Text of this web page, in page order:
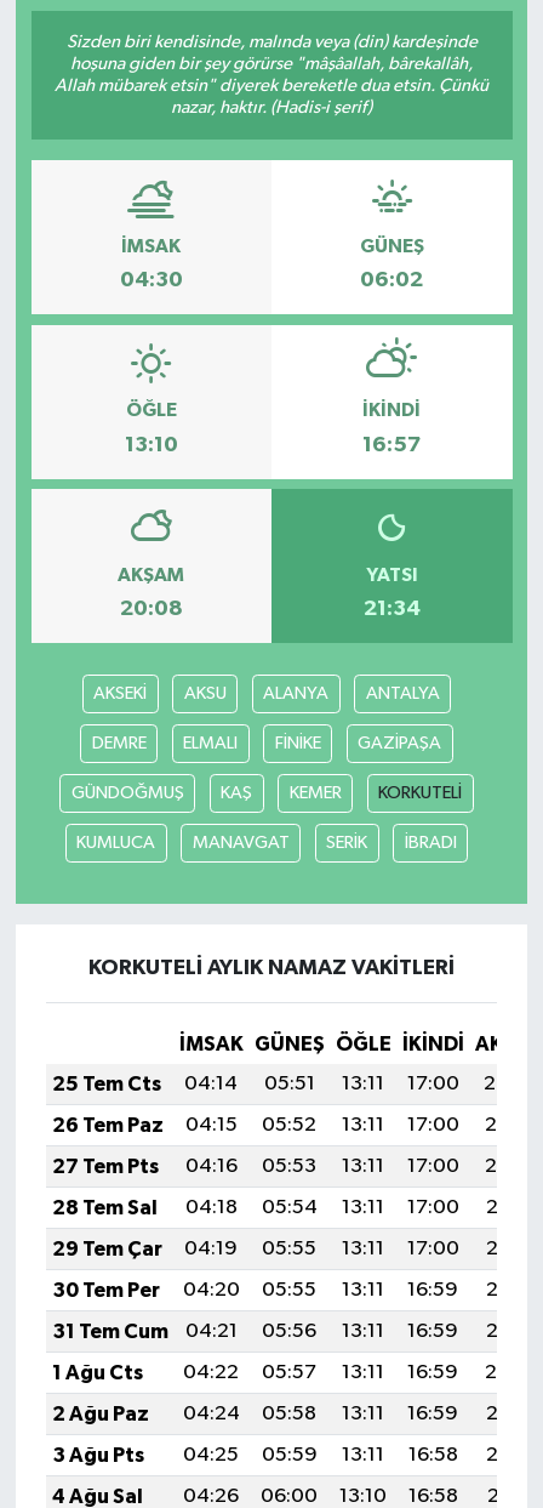
Sizden biri kendisinde, malında veya (din) kardeşinde
hoşuna giden bir şey görürse "mâşâallah, bârekallâh,
Allah mübarek etsin" diyerek bereketle dua etsin. Çünkü
nazar, haktır. (Hadis-i şerif)
İMSAK
04:30
GÜNEŞ
06:02
ÖĞLE
13:10
İKINDI
16:57
AKŞAM
20:08
YATSI
21:34
AKSEKİ AKSU ALANYA ANTALYA
DEMRE ELMALI FİNİKE GAZİPAŞA
GÜNDOĞMUŞ KAŞ KEMER KORKUTELİ
KUMLUCA MANAVGAT SERİK İBRADI
KORKUTELİ AYLIK NAMAZ VAKITLERI
İMSAK GÜNEŞ ÖĞLE İKINDI
25 Tem Cts
04:14 05:51 13:11 17:00
20:20
26 Tem Paz
04:15 05:52 13:11 17:00
20:19
27 Tem Pts
04:16 05:53 13:11 17:00
20:19
28 Tem Sal
04:18 05:54 13:11 17:00
20:18
29 Tem Çar
04:19 05:55 13:11 17:00
20:17
30 Tem Per
04:20 05:55 13:11 16:59
20:16
31 Tem Cum
04:21 05:56 13:11 16:59
20:15
1 Ağu Cts
04:22 05:57 13:11 16:59
20:14
2 Ağu Paz
04:24 05:58 13:11 16:59
20:13
3 Ağu Pts
04:25 05:59 13:11 16:58
20:12
4 Ağu Sal
04:26 06:00 13:10 16:58
20:11